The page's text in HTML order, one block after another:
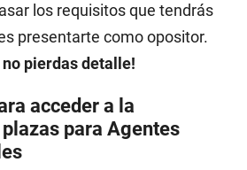
los requisitos que tendrás
presentarte como opositor.
no pierdas detalle!
acceder a la
para Agentes